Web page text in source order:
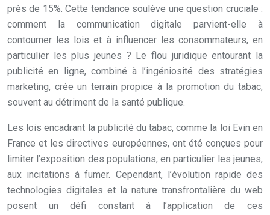
près de 15%. Cette tendance soulève une question cruciale :
comment la communication digitale parvient-elle à
contourner les lois et à influencer les consommateurs, en
particulier les plus jeunes ? Le flou juridique entourant la
publicité en ligne, combiné à l’ingéniosité des stratégies
marketing, crée un terrain propice à la promotion du tabac,
souvent au détriment de la santé publique.
Les lois encadrant la publicité du tabac, comme la loi Evin en
France et les directives européennes, ont été conçues pour
limiter l’exposition des populations, en particulier les jeunes,
aux incitations à fumer. Cependant, l’évolution rapide des
technologies digitales et la nature transfrontalière du web
posent un défi constant à l’application de ces